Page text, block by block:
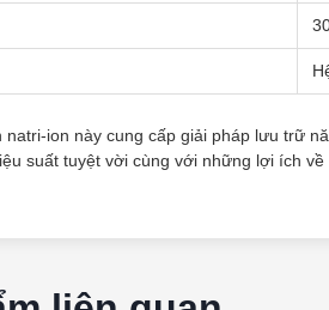
natri-ion này cung cấp giải pháp lưu trữ
suất tuyệt vời cùng với những lợi ích